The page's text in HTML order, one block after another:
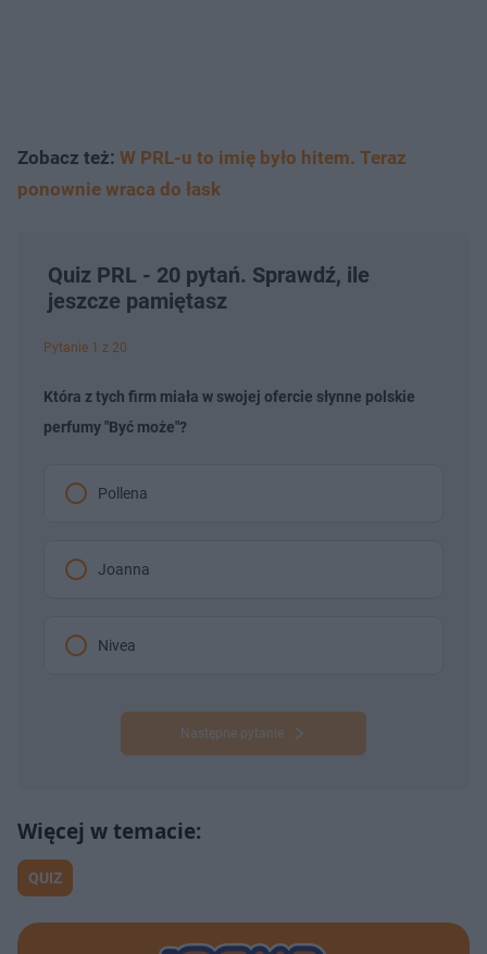
Zobacz też: W PRL-u to imię było hitem. Teraz
ponownie wraca do łask
Quiz PRL - 20 pytań. Sprawdź, ile
jeszcze pamiętasz
Pytanie 1 z 20
Która z tych firm miała w swojej ofercie słynne polskie
perfumy "Być może"?
Pollena
Joanna
Nivea
Następne pytanie
QUIZ